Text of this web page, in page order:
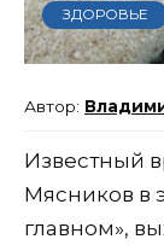
ЗДОРОВЬЕ
Известный
Мясников в
главном»,